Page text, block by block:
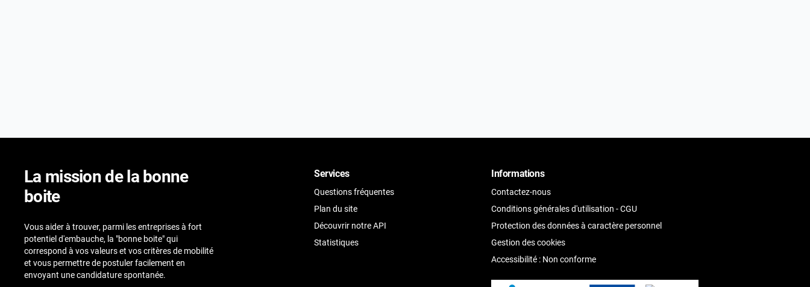
La mission de la bonne
boite
Vous aider à trouver, parmi les entreprises à fort
potentiel d'embauche, la "bonne boite" qui
correspond à vos valeurs et vos critères de mobilité
et vous permettre de postuler facilement en
envoyant une candidature spontanée.
Services
Questions fréquentes
Plan du site
Découvrir notre API
Statistiques
Informations
Contactez-nous
Conditions générales d'utilisation - CGU
Protection des données à caractère personnel
Gestion des cookies
Accessibilité : Non conforme